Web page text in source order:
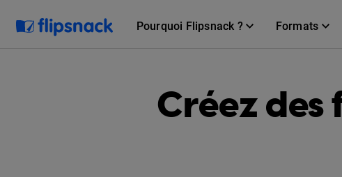
Pourquoi Flipsnack ? Formats
Créez